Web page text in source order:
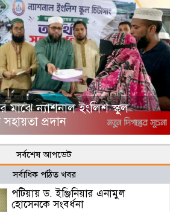
মাঝে ন্যাশনাল ইংলিশ স্কুল
সহায়তা প্রদান
সর্বশেষ আপডেট
সর্বাধিক পঠিত খবর
পটিয়ায় ড. ইঞ্জিনিয়ার এনামুল
হোসেনকে সংবর্ধনা